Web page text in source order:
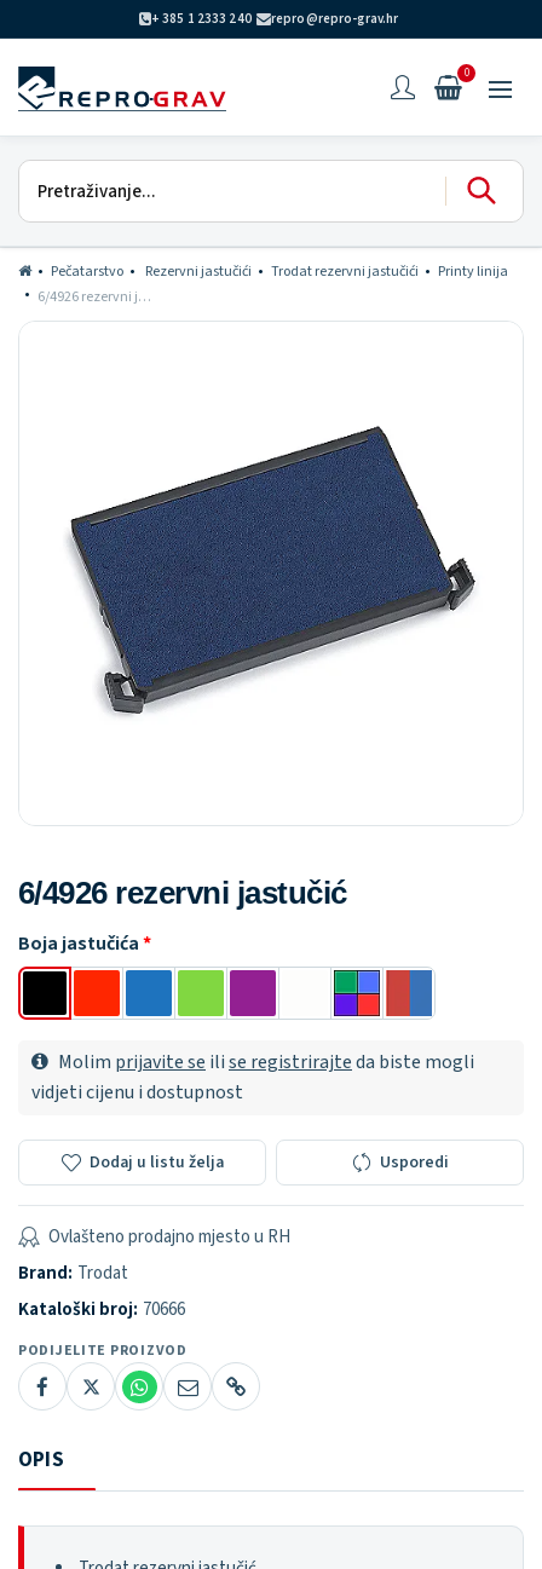
+ 385 1 2333 240 repro@repro-grav.hr
0
Pečatarstvo Rezervni jastučići Trodat rezervni jastučići
Printy linija
6/4926 rezervni jastučić
6/4926 rezervni jastučić
Boja jastučića
Molim prijavite se ilise registrirajteda biste mogli
vidjeti cijenu i dostupnost
Dodaj u listu želja Usporedi
Ovlašteno prodajno mjesto u RH
Brand: Trodat
Kataloški broj: 70666
PODIJELITE PROIZVOD
OPIS